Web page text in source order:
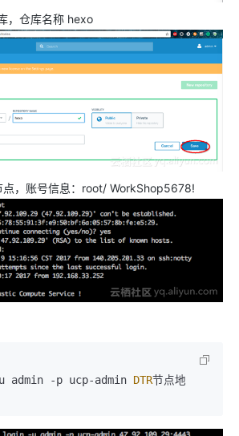
，仓库名称 hexo
点，账号信息：root/ WorkShop5678!
admin -p ucp-admin DTR节点地